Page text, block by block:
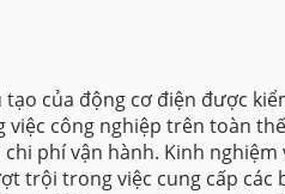
của động cơ điện được
công nghiệp trên toàn
phí vận hành. Kinh nghiệm
trội trong việc cung cấp các